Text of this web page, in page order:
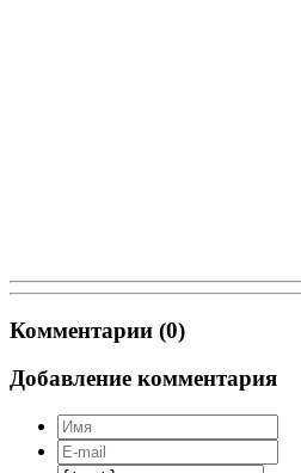
Комментарии (0)
Добавление комментария